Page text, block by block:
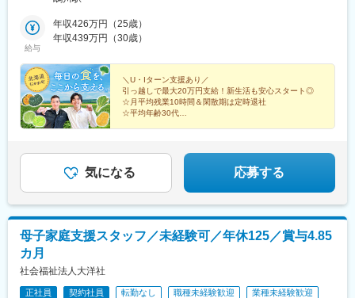
20万円◆世帯主以外（ご家族の実家など）：10万円さらに全員対
象の住宅手当（月1.5万円）に加え、むかわ町在住の場合は月1万
クセスも良好！／札幌や新千歳空港へは高速道路で1時間ほど。繁
華街へのお出かけや帰省にも便利なエリアです。☆マイカー（自
動車・バイクなど）通勤OK☆受動喫煙対策：屋内禁煙・喫煙室あ
り
給与
年収426万円（25歳）
年収439万円（30歳）
＼U・Iターン支援あり／
引っ越しで最大20万円支給！新生活も安心スタート◎
☆月平均残業10時間＆閑散期は定時退社
☆平均年齢30代
気になる 応募する
母子家庭支援スタッフ／未経験可／年休125／賞与4.85
カ月
社会福祉法人大洋社
正社員 契約社員 転勤なし 職種未経験歓迎 業種未経験歓迎